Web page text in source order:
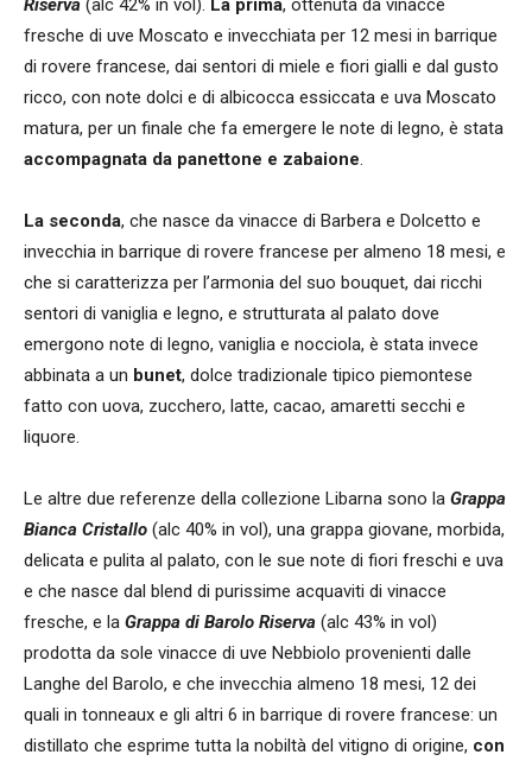
Riserva (alc 42% in vol). La prima, ottenuta da vinacce
fresche di uve Moscato e invecchiata per 12 mesi in barrique
di rovere francese, dai sentori di miele e fiori gialli e dal gusto
ricco, con note dolci e di albicocca essiccata e uva Moscato
matura, per un finale che fa emergere le note di legno, è stata
accompagnata da panettone e zabaione.
La seconda, che nasce da vinacce di Barbera e Dolcetto e
invecchia in barrique di rovere francese per almeno 18 mesi, e
che si caratterizza per l’armonia del suo bouquet, dai ricchi
sentori di vaniglia e legno, e strutturata al palato dove
emergono note di legno, vaniglia e nocciola, è stata invece
abbinata a un bunet, dolce tradizionale tipico piemontese
fatto con uova, zucchero, latte, cacao, amaretti secchi e
liquore.
Le altre due referenze della collezione Libarna sono la Grappa
Bianca Cristallo (alc 40% in vol), una grappa giovane, morbida,
delicata e pulita al palato, con le sue note di fiori freschi e uva
e che nasce dal blend di purissime acquaviti di vinacce
fresche, e la Grappa di Barolo Riserva (alc 43% in vol)
prodotta da sole vinacce di uve Nebbiolo provenienti dalle
Langhe del Barolo, e che invecchia almeno 18 mesi, 12 dei
quali in tonneaux e gli altri 6 in barrique di rovere francese: un
distillato che esprime tutta la nobiltà del vitigno di origine, con